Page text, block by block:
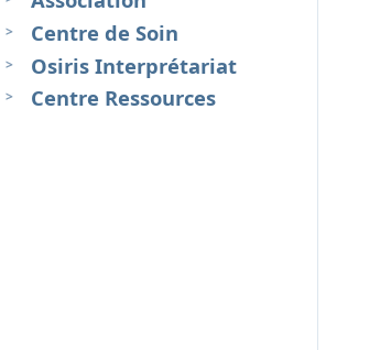
Centre de Soin
Osiris Interprétariat
Centre Ressources